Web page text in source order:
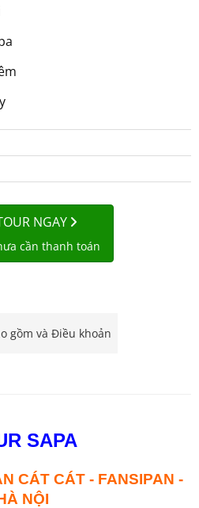
NGAY
cần thanh toán
gồm và Điều khoản
SAPA
CÁT CÁT - FANSIPAN -
NỘI